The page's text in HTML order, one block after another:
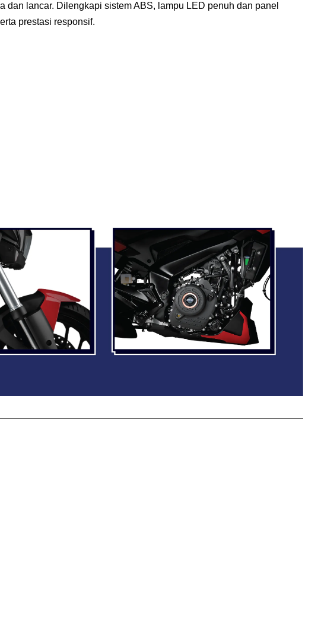
lancar. Dilengkapi sistem ABS, lampu LED penuh dan panel
prestasi responsif.